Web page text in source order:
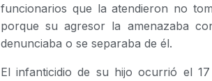
funcionarios que la atendieron no
porque su agresor la amenazaba
denunciaba o se separaba de él.
El infanticidio de su hijo ocurrió el